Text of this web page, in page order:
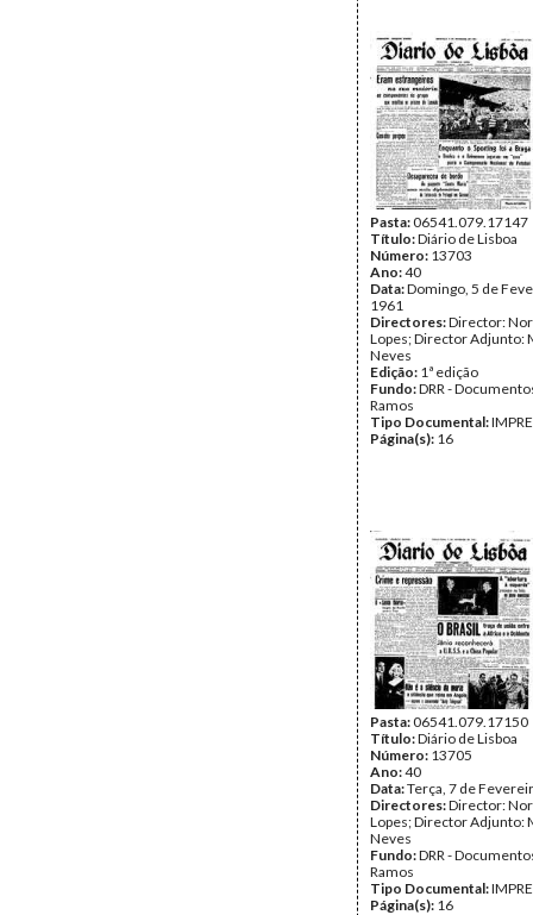
Pasta:06541.079.17147
Título:Diário de Lisboa
Número: 13703
Ano:40
Data:Domingo, 5 de
1961
Directores:Director:
Lopes; Director Adjunto:
Neves
Edição: 1ª edição
Fundo:DRR -
Ramos
Tipo Documental:
Página(s): 16
Pasta:06541.079.17150
Título:Diário de Lisboa
Número: 13705
Ano:40
Data:Terça, 7 de
Directores:Director:
Lopes; Director Adjunto:
Neves
Fundo:DRR -
Ramos
Tipo Documental:
Página(s): 16